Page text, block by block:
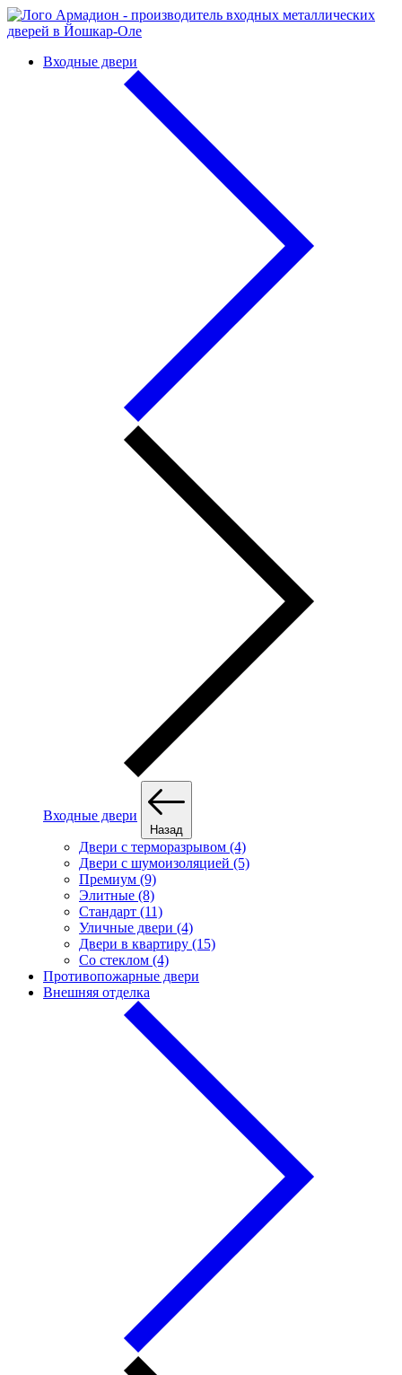
Входные двери
Входные двери
Назад
Двери с терморазрывом (4)
Двери с шумоизоляцией (5)
Премиум (9)
Элитные (8)
Стандарт (11)
Уличные двери (4)
Двери в квартиру (15)
Cо стеклом (4)
Противопожарные двери
Внешняя отделка